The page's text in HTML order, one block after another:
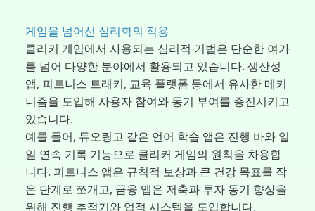
게임을 넘어선 심리학의 적용
클리커 게임에서 사용되는 심리적 기법은 단순한 여가
를 넘어 다양한 분야에서 활용되고 있습니다. 생산성
앱, 피트니스 트래커, 교육 플랫폼 등에서 유사한 메커
니즘을 도입해 사용자 참여와 동기 부여를 증진시키고
있습니다.
예를 들어, 듀오링고 같은 언어 학습 앱은 진행 바와 일
일 연속 기록 기능으로 클리커 게임의 원칙을 차용합
니다. 피트니스 앱은 규칙적 보상과 큰 건강 목표를 작
은 단계로 쪼개고, 금융 앱은 저축과 투자 동기 향상을
위해 진행 추적기와 업적 시스템을 도입합니다.